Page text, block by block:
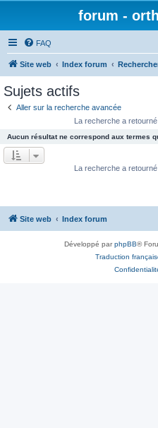
forum -
FAQ
Site web Index forum
Sujets actifs
Aller sur la recherche avancée
La recherche a
Aucun résultat ne correspond aux termes
La recherche a
Site web Index forum
Développé parphpBB®
Traduction